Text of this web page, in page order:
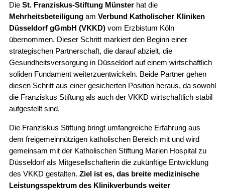
Die St. Franziskus-Stiftung Münster hat die
Mehrheitsbeteiligung am Verbund Katholischer Kliniken
Düsseldorf gGmbH (VKKD) vom Erzbistum Köln
übernommen. Dieser Schritt markiert den Beginn einer
strategischen Partnerschaft, die darauf abzielt, die
Gesundheitsversorgung in Düsseldorf auf einem wirtschaftlich
soliden Fundament weiterzuentwickeln. Beide Partner gehen
diesen Schritt aus einer gesicherten Position heraus, da sowohl
die Franziskus Stiftung als auch der VKKD wirtschaftlich stabil
aufgestellt sind.
Die Franziskus Stiftung bringt umfangreiche Erfahrung aus
dem freigemeinnützigen katholischen Bereich mit und wird
gemeinsam mit der Katholischen Stiftung Marien Hospital zu
Düsseldorf als Mitgesellschafterin die zukünftige Entwicklung
des VKKD gestalten. Ziel ist es, das breite medizinische
Leistungsspektrum des Klinikverbunds weiter